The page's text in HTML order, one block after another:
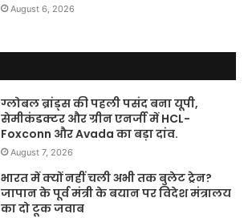
August 6, 2026
ग्लोबल ब्रांड्स की पहली पसंद बना यूपी,
सेमीकंडक्टर और ग्रीन एनर्जी में HCL-
Foxconn और Avada का बड़ा दांव.
August 7, 2026
भारत में क्यों नहीं चली अभी तक बुलेट ट्रेन?
जापान के पूर्व मंत्री के बयान पर विदेश मंत्रालय
का दो टूक जवाब